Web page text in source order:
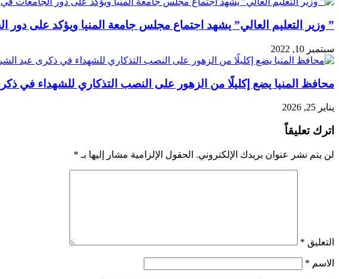
” وزير التعليم العالي” يشهد اجتماع مجلس جامعة المنيا ويؤكد على دور
سبتمبر 10, 2022
محافظ المنيا يضع إكليلًا من الزهور على النصب التذكاري للشهداء في
يناير 25, 2026
اترك تعليقاً
لن يتم نشر عنوان بريدك الإلكتروني. الحقول الإلزامية مشار إليها بـ *
التعليق *
الاسم *